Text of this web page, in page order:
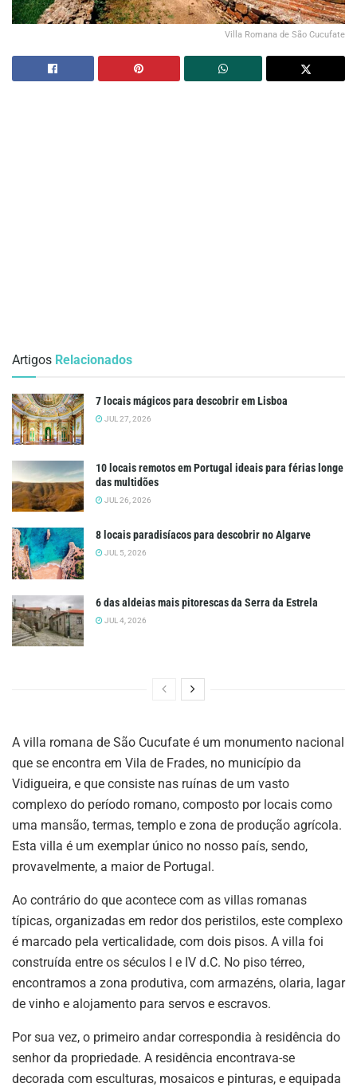
Villa Romana de São Cucufate
Artigos Relacionados
7 locais mágicos para descobrir em Lisboa
JUL 27, 2026
10 locais remotos em Portugal ideais para férias longe
das multidões
JUL 26, 2026
8 locais paradisíacos para descobrir no Algarve
JUL 5, 2026
6 das aldeias mais pitorescas da Serra da Estrela
JUL 4, 2026
A villa romana de São Cucufate é um monumento nacional
que se encontra em Vila de Frades, no município da
Vidigueira, e que consiste nas ruínas de um vasto
complexo do período romano, composto por locais como
uma mansão, termas, templo e zona de produção agrícola.
Esta villa é um exemplar único no nosso país, sendo,
provavelmente, a maior de Portugal.
Ao contrário do que acontece com as villas romanas
típicas, organizadas em redor dos peristilos, este complexo
é marcado pela verticalidade, com dois pisos. A villa foi
construída entre os séculos I e IV d.C. No piso térreo,
encontramos a zona produtiva, com armazéns, olaria, lagar
de vinho e alojamento para servos e escravos.
Por sua vez, o primeiro andar correspondia à residência do
senhor da propriedade. A residência encontrava-se
decorada com esculturas, mosaicos e pinturas, e equipada